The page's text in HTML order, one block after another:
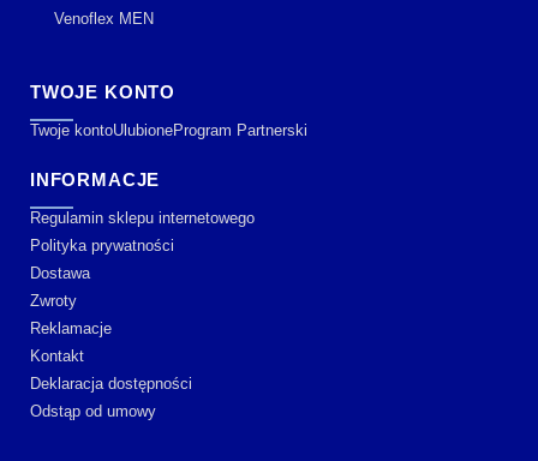
Venoflex MEN
TWOJE KONTO
Twoje kontoUlubioneProgram Partnerski
INFORMACJE
Regulamin sklepu internetowego
Polityka prywatności
Dostawa
Zwroty
Reklamacje
Kontakt
Deklaracja dostępności
Odstąp od umowy